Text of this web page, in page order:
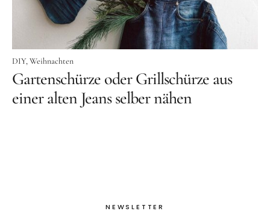
DIY Weihnachten
Gartenschürze oder Grillschürze aus
einer alten Jeans selber nähen
NEWSLETTER